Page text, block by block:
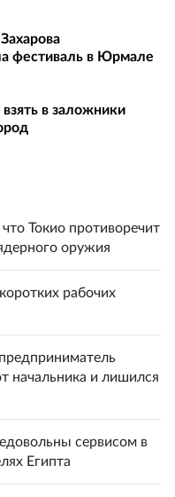
фестиваль в Юрмале
в заложники
Токио противоречит
оружия
рабочих
начальника и лишился
сервисом в
Египта